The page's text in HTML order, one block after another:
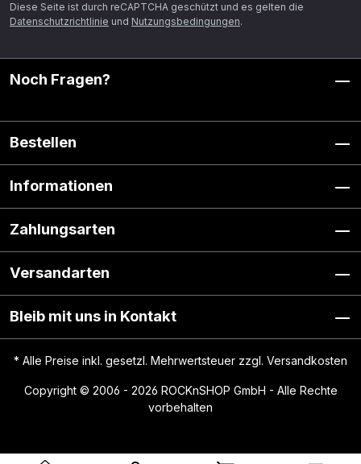
Diese Seite ist durch reCAPTCHA geschützt und es gelten die
Datenschutzrichtlinie und Nutzungsbedingungen.
Noch Fragen?
Bestellen
Informationen
Zahlungsarten
Versandarten
Bleib mit uns in Kontakt
* Alle Preise inkl. gesetzl. Mehrwertsteuer zzgl. Versandkosten
Copyright © 2006 - 2026 ROCKnSHOP GmbH - Alle Rechte
vorbehalten